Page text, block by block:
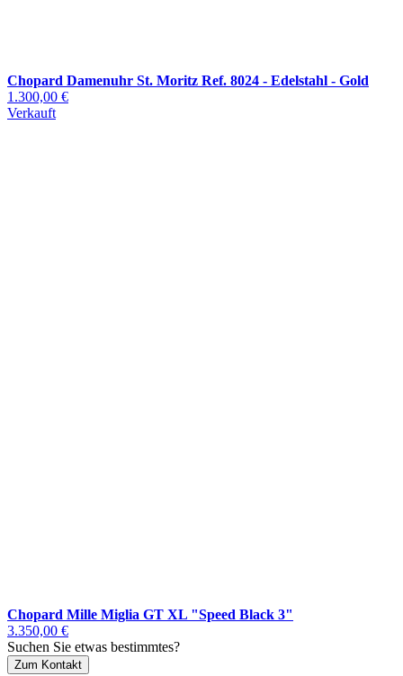
Chopard Damenuhr St. Moritz Ref. 8024 - Edelstahl - Gold
1.300,00 €
Verkauft
Chopard Mille Miglia GT XL "Speed Black 3"
3.350,00 €
Suchen Sie etwas bestimmtes?
Zum Kontakt